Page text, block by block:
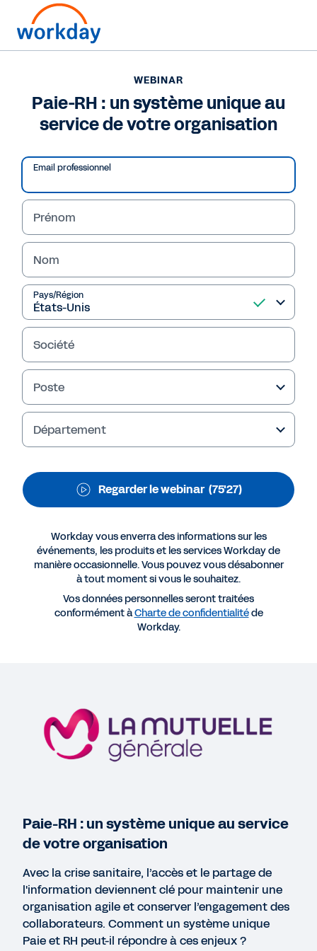
WEBINAR
Paie-RH : un système
unique au service de
votre organisation
Quels sont les avantages d’un outil de Paie
intégré au système RH dans un monde où
partager l’information est clé pour rester agile
et conserver l’engagement des collaborateurs.
En partenariat avec RH&M et le témoignage de
Paie-RH : un système unique au service de votre
organisation
Evaluez vos processus de paie en 5 minutes
PAGE WEB
Les atouts de la Paie vus par nos clients
LIVRE BLANC
WEBINAR
Paie-RH : un système unique au
service de votre organisation
Email professionnel
Prénom
Nom
Pays/Région
Société
Poste
Département
Regarder le webinar (75'27)
Workday vous enverra des informations sur les
événements, les produits et les services Workday de
manière occasionnelle. Vous pouvez vous désabonner
à tout moment si vous le souhaitez.
Vos données personnelles seront traitées
conformément àCharte de confidentialitéde
Workday.
Paie-RH : un système unique au service
de votre organisation
Avec la crise sanitaire, l’accès et le partage de
l'information deviennent clé pour maintenir une
organisation agile et conserver l’engagement des
collaborateurs. Comment un système unique
Paie et RH peut-il répondre à ces enjeux ?